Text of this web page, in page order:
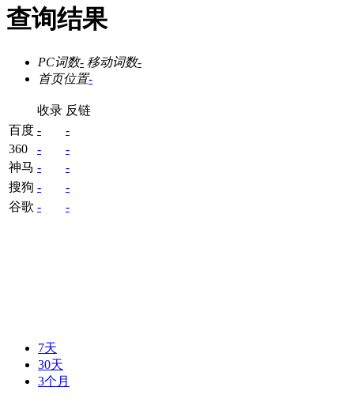
查询结果
PC词数- 移动词数-
首页位置-
收录 反链
百度 -
-
360
-
-
神马 -
-
搜狗 -
-
谷歌 - -
7天
30天
3个月